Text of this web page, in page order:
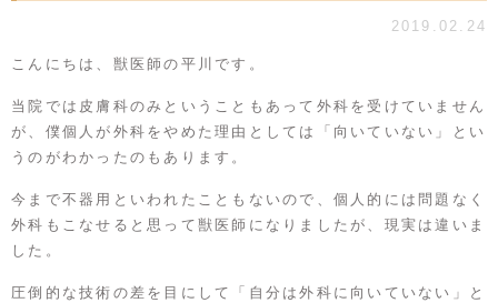
2019.02.24
こんにちは、獣医師の平川です。
当院では皮膚科のみということもあって外科を受けていません
が、僕個人が外科をやめた理由としては「向いていない」とい
うのがわかったのもあります。
今まで不器用といわれたこともないので、個人的には問題なく
外科もこなせると思って獣医師になりましたが、現実は違いま
した。
圧倒的な技術の差を目にして「自分は外科に向いていない」と